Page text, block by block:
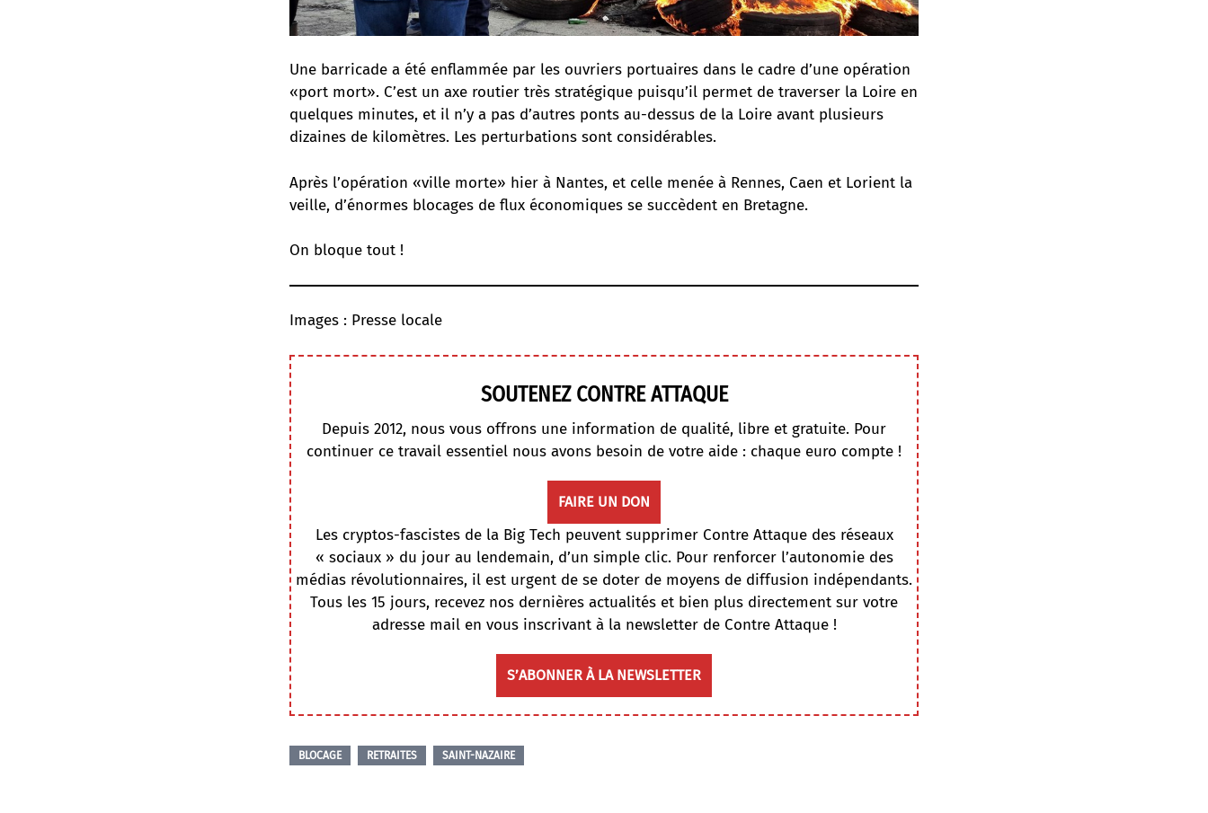
Une barricade a été enflammée par les ouvriers portuaires dans le cadre d’une opération
«port mort». C’est un axe routier très stratégique puisqu’il permet de traverser la Loire en
quelques minutes, et il n’y a pas d’autres ponts au-dessus de la Loire avant plusieurs
dizaines de kilomètres. Les perturbations sont considérables.
Après l’opération «ville morte» hier à Nantes, et celle menée à Rennes, Caen et Lorient la
veille, d’énormes blocages de flux économiques se succèdent en Bretagne.
On bloque tout !
Images : Presse locale
SOUTENEZ CONTRE ATTAQUE
Depuis 2012, nous vous offrons une information de qualité, libre et gratuite. Pour
continuer ce travail essentiel nous avons besoin de votre aide : chaque euro compte !
FAIRE UN DON
Les cryptos-fascistes de la Big Tech peuvent supprimer Contre Attaque des réseaux
« sociaux » du jour au lendemain, d’un simple clic. Pour renforcer l’autonomie des
médias révolutionnaires, il est urgent de se doter de moyens de diffusion indépendants.
Tous les 15 jours, recevez nos dernières actualités et bien plus directement sur votre
adresse mail en vous inscrivant à la newsletter de Contre Attaque !
S’ABONNER À LA NEWSLETTER
BLOCAGE RETRAITES SAINT-NAZAIRE